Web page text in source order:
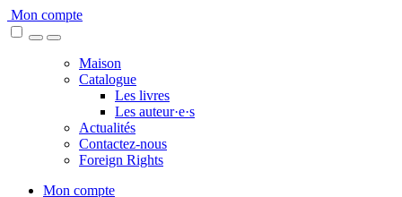
Skip
to
Mon compte
Maison
Catalogue
Les livres
Les auteur·e·s
Actualités
Contactez-nous
Foreign Rights
Mon compte